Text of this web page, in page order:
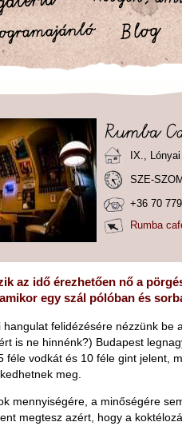
IX.,
SZE-
+36 70
Rumba
az idő érezhetően nő a
egy szál pólóban és
hangulat felidézésére nézzünk
is ne hinnénk?) Budapest
féle vodkát és 10 féle gint jelent,
meg.
mennyiségére, a minőségére
megtesz azért, hogy a